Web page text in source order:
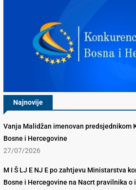
Najnovije
Vanja Malidžan imenovan predsjednikom
Bosne i Hercegovine
27/07/2026
M I Š LJ E NJ E po zahtjevu Ministarstva
Bosne i Hercegovine na Nacrt pravilnika o